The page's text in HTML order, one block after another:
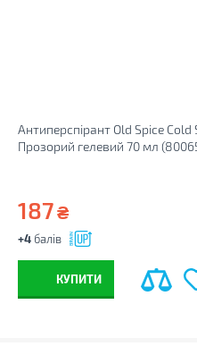
Антиперспірант Old Spice Cold
Прозорий гелевий 70 мл
187₴
+4балів
КУПИТИ